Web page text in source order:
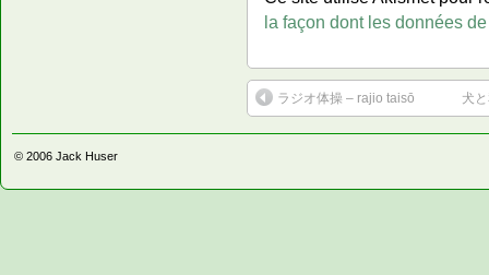
la façon dont les données
ラジオ体操 – rajio taisō 犬
© 2006 Jack Huser